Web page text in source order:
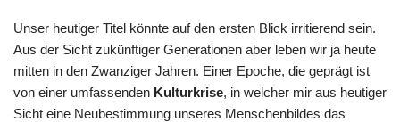
Unser heutiger Titel könnte auf den ersten Blick irritierend sein.
Aus der Sicht zukünftiger Generationen aber leben wir ja heute
mitten in den Zwanziger Jahren. Einer Epoche, die geprägt ist
von einer umfassenden Kulturkrise, in welcher mir aus heutiger
Sicht eine Neubestimmung unseres Menschenbildes das